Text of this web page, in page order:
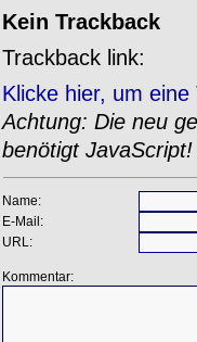
Kein Trackback
Trackback link:
Klicke hier, um
Achtung: Die neu
benötigt JavaScript!
Name:
E-Mail:
URL:
Kommentar: